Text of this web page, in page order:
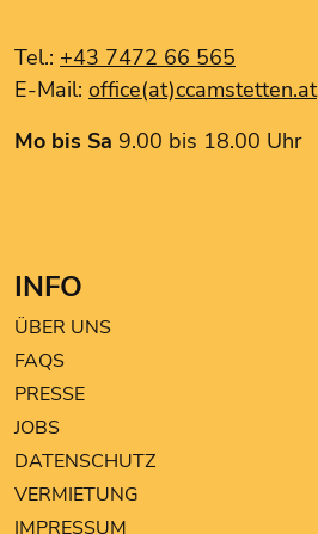
Only & Sons
Pizzeria Bella Italia
TOM TAILOR
Tel.: +43 7472 66 565
E-Mail: office(at)ccamstetten.at
Mo bis Sa 9.00 bis 18.00 Uhr
INFO
ÜBER UNS
FAQS
PRESSE
JOBS
DATENSCHUTZ
VERMIETUNG
IMPRESSUM